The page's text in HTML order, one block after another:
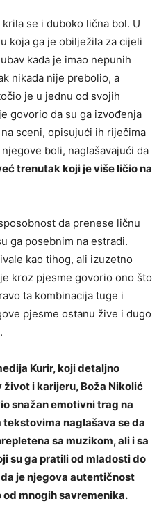
se i duboko lična bol. U
koja ga je obilježila za cijeli
kada je imao nepunih
nikada nije prebolio, a
je u jednu od svojih
govorio da su ga izvođenja
sceni, opisujući ih riječima
boli, naglašavajući da
trenutak koji je više ličio na
da prenese ličnu
ga posebnim na estradi.
kao tihog, ali izuzetno
kroz pjesme govorio ono što
ta kombinacija tuge i
pjesme ostanu žive i dugo
Kurir, koji detaljno
život i karijeru, Boža Nikolić
snažan emotivni trag na
naglašava se da
sa muzikom, ali i sa
su ga pratili od mladosti do
je njegova autentičnost
mnogih savremenika.